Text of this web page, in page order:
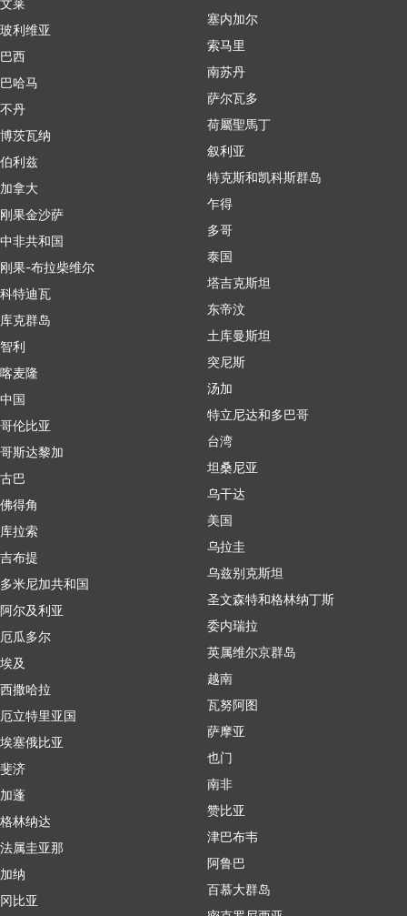
文莱
玻利维亚
巴西
巴哈马
不丹
博茨瓦纳
伯利兹
加拿大
刚果金沙萨
中非共和国
刚果-布拉柴维尔
科特迪瓦
库克群岛
智利
喀麦隆
中国
哥伦比亚
哥斯达黎加
古巴
佛得角
库拉索
吉布提
多米尼加共和国
阿尔及利亚
厄瓜多尔
埃及
西撒哈拉
厄立特里亚国
埃塞俄比亚
斐济
加蓬
格林纳达
法属圭亚那
加纳
冈比亚
塞内加尔
索马里
南苏丹
萨尔瓦多
荷屬聖馬丁
叙利亚
特克斯和凯科斯群岛
乍得
多哥
泰国
塔吉克斯坦
东帝汶
土库曼斯坦
突尼斯
汤加
特立尼达和多巴哥
台湾
坦桑尼亚
乌干达
美国
乌拉圭
乌兹别克斯坦
圣文森特和格林纳丁斯
委内瑞拉
英属维尔京群岛
越南
瓦努阿图
萨摩亚
也门
南非
赞比亚
津巴布韦
阿鲁巴
百慕大群岛